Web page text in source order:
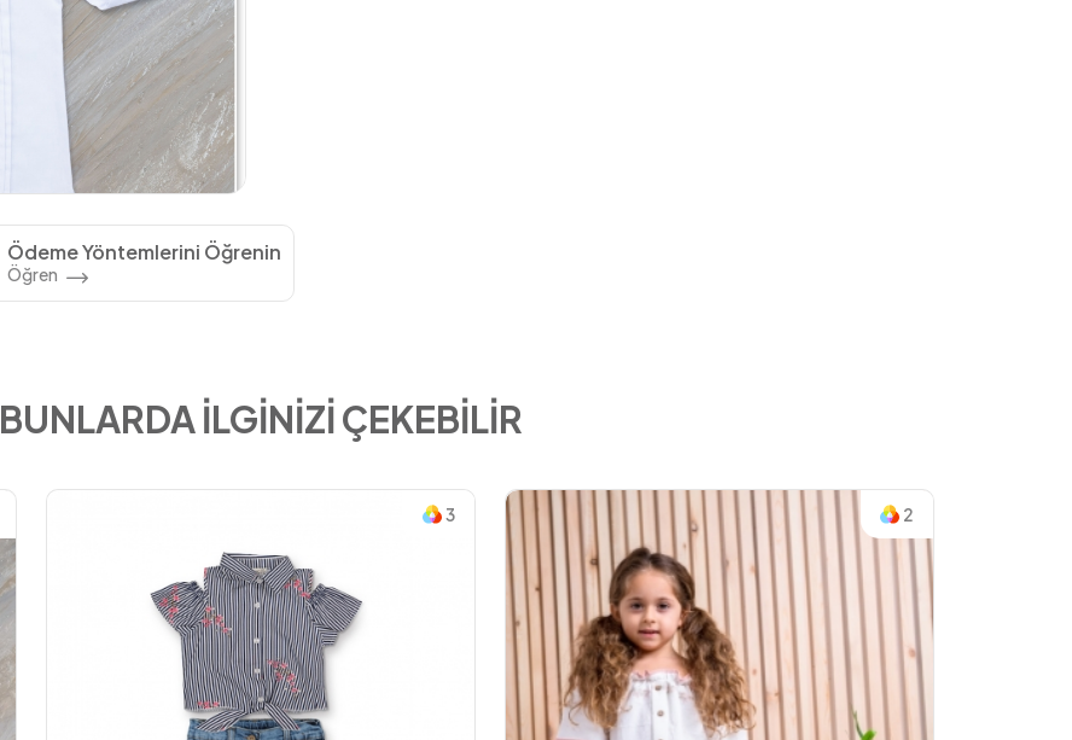
Ödeme Yöntemlerini Öğrenin
Öğren
BUNLARDA İLGİNİZİ ÇEKEBİLİR
3 2